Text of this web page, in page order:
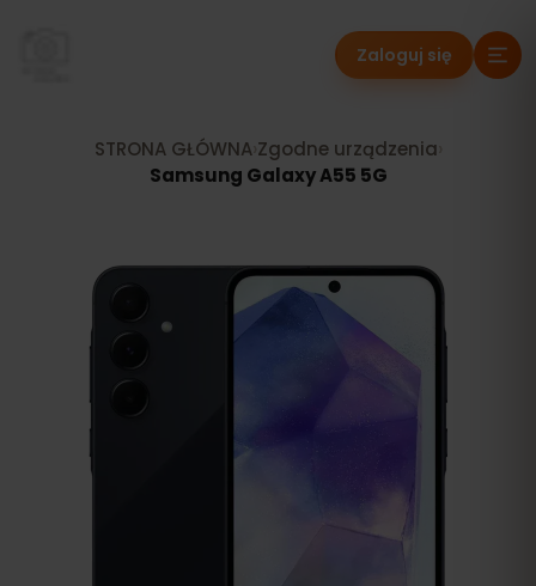
Zaloguj się
STRONA GŁÓWNA› Zgodne urządzenia
Samsung Galaxy A55 5G